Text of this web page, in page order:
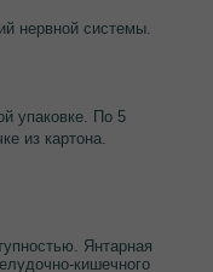
нервной системы.
упаковке. По 5
из картона.
Янтарная
кишечного